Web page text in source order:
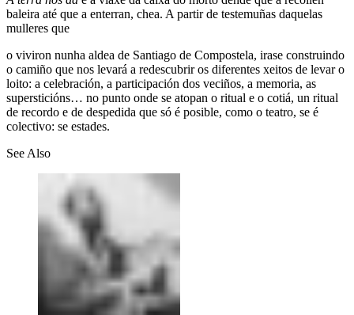
baleira até que a enterran, chea. A partir de testemuñas daquelas
mulleres que
o viviron nunha aldea de Santiago de Compostela, irase construindo
o camiño que nos levará a redescubrir os diferentes xeitos de levar o
loito: a celebración, a participación dos veciños, a memoria, as
supersticións… no punto onde se atopan o ritual e o cotiá, un ritual
de recordo e de despedida que só é posible, como o teatro, se é
colectivo: se estades.
See Also